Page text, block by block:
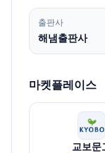
출판사
해냄출판사
마켓플레이스
교보문